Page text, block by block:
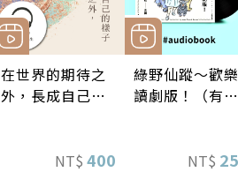
在世界的期待之
外，長成自己的
NT$ 400
綠野仙蹤～歡樂
讀劇版！（有聲
NT$